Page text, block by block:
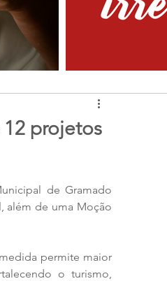
projetos
de Gramado
além de uma Moção
permite maior
o turismo,